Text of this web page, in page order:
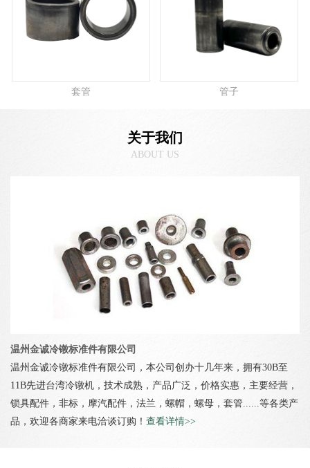
套管 管子
关于我们
ABOUT US
温州金诚冷镦标准件有限公司
温州金诚冷镦标准件有限公司，本公司创办十几年来，拥有30B至
11B先进台湾冷镦机，技术成熟，产品广泛，价格实惠，主要经营，
锁具配件，非标，摩汽配件，法兰，螺帽，螺母，套管......等各类产
品，欢迎各商家来电洽谈订购！ 查看详情>>